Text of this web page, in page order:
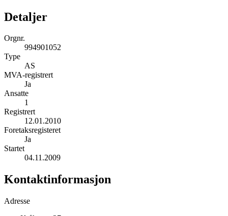
Detaljer
Orgnr.
994901052
Type
AS
MVA-registrert
Ja
Ansatte
1
Registrert
12.01.2010
Foretaksregisteret
Ja
Startet
04.11.2009
Kontaktinformasjon
Adresse